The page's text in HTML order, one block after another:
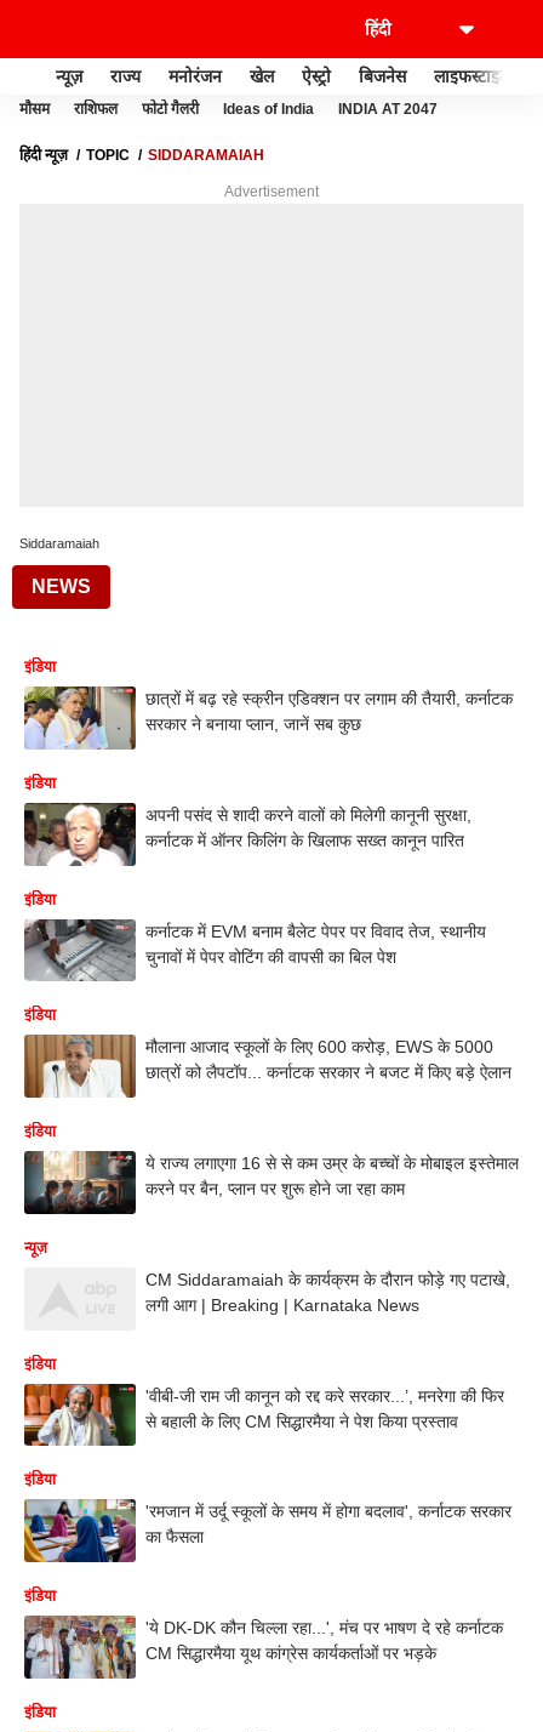
न्यूज़ राज्य मनोरंजन खेल ऐस्ट्रो बिजनेस लाइफस्टाइल
मौसम राशिफल फोटो गैलरी Ideas of India INDIA AT 2047
हिंदी न्यूज़ TOPIC SIDDARAMAIAH
Advertisement
Siddaramaiah
NEWS
इंडिया
छात्रों में बढ़ रहे स्क्रीन एडिक्शन पर लगाम की तैयारी, कर्नाटक
सरकार ने बनाया प्लान, जानें सब कुछ
इंडिया
अपनी पसंद से शादी करने वालों को मिलेगी कानूनी सुरक्षा,
कर्नाटक में ऑनर किलिंग के खिलाफ सख्त कानून पारित
इंडिया
कर्नाटक में EVM बनाम बैलेट पेपर पर विवाद तेज, स्थानीय
चुनावों में पेपर वोटिंग की वापसी का बिल पेश
इंडिया
मौलाना आजाद स्कूलों के लिए 600 करोड़, EWS के 5000
छात्रों को लैपटॉप... कर्नाटक सरकार ने बजट में किए बड़े ऐलान
इंडिया
ये राज्य लगाएगा 16 से से कम उम्र के बच्चों के मोबाइल इस्तेमाल
करने पर बैन, प्लान पर शुरू होने जा रहा काम
न्यूज़
CM Siddaramaiah के कार्यक्रम के दौरान फोड़े गए पटाखे,
लगी आग | Breaking | Karnataka News
इंडिया
'वीबी-जी राम जी कानून को रद्द करे सरकार...’, मनरेगा की फिर
से बहाली के लिए CM सिद्धारमैया ने पेश किया प्रस्ताव
इंडिया
'रमजान में उर्दू स्कूलों के समय में होगा बदलाव', कर्नाटक सरकार
का फैसला
इंडिया
'ये DK-DK कौन चिल्ला रहा...', मंच पर भाषण दे रहे कर्नाटक
CM सिद्धारमैया यूथ कांग्रेस कार्यकर्ताओं पर भड़के
इंडिया